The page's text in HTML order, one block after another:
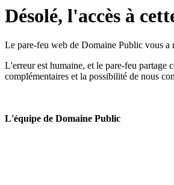
Désolé, l'accès à
Le pare-feu web de Domaine Public vous a
L'erreur est humaine, et le pare-feu partage
complémentaires et la possibilité de nous
L'équipe de Domaine Public